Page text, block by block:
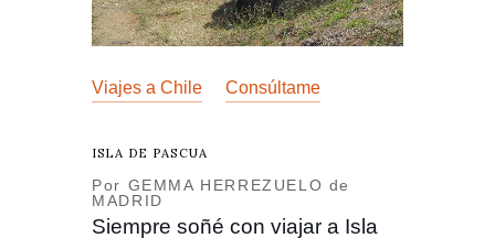
Viajes a Chile Consúltame
ISLA DE PASCUA
Por GEMMA HERREZUELO de
MADRID
Siempre soñé con viajar a Isla